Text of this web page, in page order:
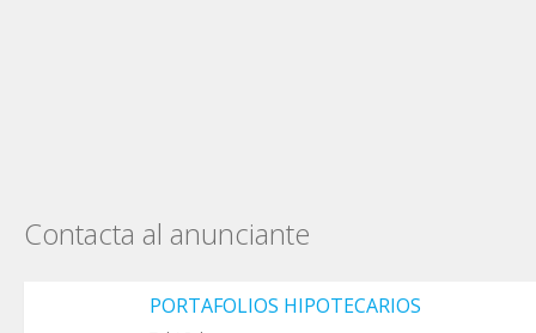
Contacta al anunciante
PORTAFOLIOS HIPOTECARIOS